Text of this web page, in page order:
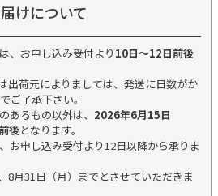
けについて
、お申し込み受付より 10日～12日前後
出荷元によりましては、発送に日数がか
ご了承下さい。
あるもの以外は、 2026年6月15日
後となります。
お申し込み受付より12日以降から承りま
8月31日（月）までとさせていただきま